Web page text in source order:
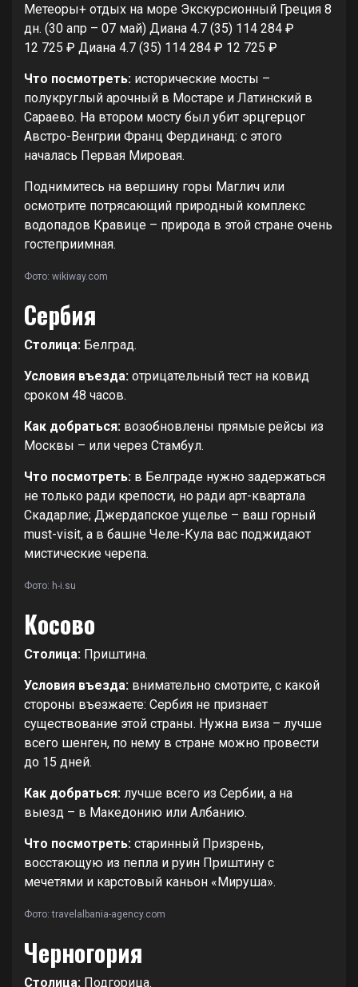
Метеоры+ отдых на море Экскурсионный Греция 8
дн. (30 апр – 07 май) Диана 4.7 (35) 114 284 ₽
12 725 ₽ Диана 4.7 (35) 114 284 ₽ 12 725 ₽
Что посмотреть: исторические мосты –
полукруглый арочный в Мостаре и Латинский в
Сараево. На втором мосту был убит эрцгерцог
Австро-Венгрии Франц Фердинанд: с этого
началась Первая Мировая.
Поднимитесь на вершину горы Маглич или
осмотрите потрясающий природный комплекс
водопадов Кравице – природа в этой стране очень
гостеприимная.
Фото: wikiway.com
Сербия
Столица: Белград.
Условия въезда: отрицательный тест на ковид
сроком 48 часов.
Как добраться: возобновлены прямые рейсы из
Москвы – или через Стамбул.
Что посмотреть: в Белграде нужно задержаться
не только ради крепости, но ради арт-квартала
Скадарлие; Джердапское ущелье – ваш горный
must-visit, а в башне Челе-Кула вас поджидают
мистические черепа.
Фото: h-i.su
Косово
Столица: Приштина.
Условия въезда: внимательно смотрите, с какой
стороны въезжаете: Сербия не признает
существование этой страны. Нужна виза – лучше
всего шенген, по нему в стране можно провести
до 15 дней.
Как добраться: лучше всего из Сербии, а на
выезд – в Македонию или Албанию.
Что посмотреть: старинный Призрень,
восстающую из пепла и руин Приштину с
мечетями и карстовый каньон «Мируша».
Фото: travelalbania-agency.com
Черногория
Столица: Подгорица.